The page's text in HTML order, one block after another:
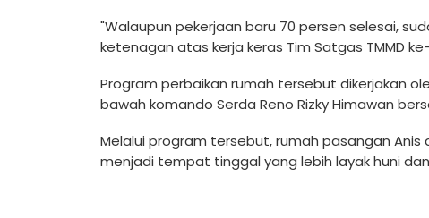
"Walaupun pekerjaan baru 70 persen selesai,
ketenagan atas kerja keras Tim Satgas TMMD
Program perbaikan rumah tersebut dikerjakan
bawah komando Serda Reno Rizky Himawan
Melalui program tersebut, rumah pasangan Anis
menjadi tempat tinggal yang lebih layak huni